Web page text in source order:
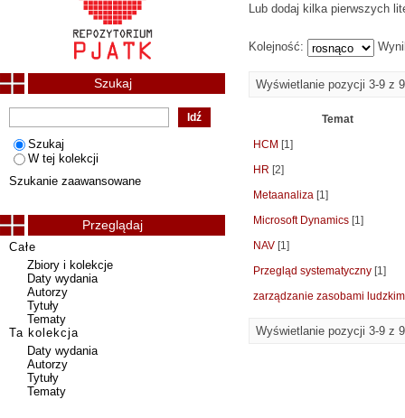
Lub dodaj kilka pierwszych
Kolejność:
Wyświetlanie pozycji 3-9 z 9
Temat
HCM [1]
HR [2]
Metaanaliza [1]
Microsoft Dynamics [1]
NAV [1]
Przegląd systematyczny [1]
zarządzanie zasobami
Wyświetlanie pozycji 3-9 z 9
Szukaj
Szukaj
W tej kolekcji
Szukanie zaawansowane
Przeglądaj
Całe
Zbiory i kolekcje
Daty wydania
Autorzy
Tytuły
Tematy
Ta kolekcja
Daty wydania
Autorzy
Tytuły
Tematy